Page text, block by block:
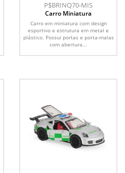
P$BRINQ70-MIS
Carro Miniatura
Carro em miniatura com design
esportivo e estrutura em metal e
plástico. Possui portas e porta-malas
com abertura...